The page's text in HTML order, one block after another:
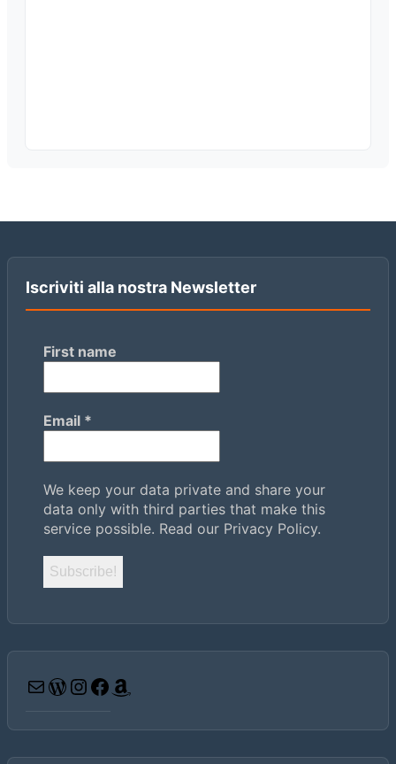
Iscriviti alla nostra Newsletter
First name
Email *
We keep your data private and share your
data only with third parties that make this
service possible. Read our Privacy Policy.
EmailWordPress
Instagram
Facebook